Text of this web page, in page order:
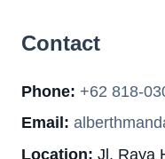
Contact
Phone: +62 818-
Email:
Location: Jl. Raya